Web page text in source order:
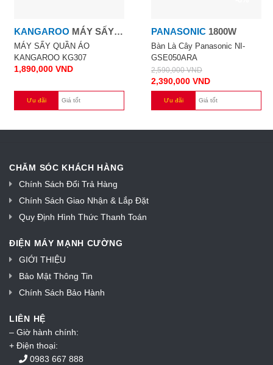
KANGAROO MÁY SẤY
QUẦN ÁO KANGAROO
KG307
MÁY SẤY QUẦN ÁO
KANGAROO KG307
1,890,000 VND
Ưu đãi Giá tốt
PANASONIC 1800W
Bàn Là Cây Panasonic NI-
GSE050ARA
2,590,000VND
2,390,000 VND
Ưu đãi Giá tốt
CHĂM SÓC KHÁCH HÀNG
Chính Sách Đổi Trả Hàng
Chính Sách Giao Nhận & Lắp Đặt
Quy Định Hình Thức Thanh Toán
ĐIỆN MÁY MẠNH CƯỜNG
GIỚI THIỆU
Bảo Mật Thông Tin
Chính Sách Bảo Hành
LIÊN HỆ
– Giờ hành chính:
+ Điện thoại:
0983 667 888